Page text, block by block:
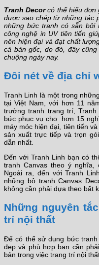
Tranh Decorcó thể hiểu đơn
được sao chép từ những tác
những bức tranh có sẵn bởi
công nghệ in UV tiên tiến
nên hiện đại và đạt chất
cả bản gốc, do đó, đây
chuộng ngày nay.
Đôi nét về địa chỉ
Tranh Linh là một trong
tại Việt Nam, với hơn 11
trường tranh trang trí,
bức phục vụ cho hơn 15
máy móc hiện đại, tiên tiến
sản xuất trực tiếp và trọn
dẫn nhất.
Đến với Tranh Linh bạn có
tranh Canvas theo ý
Ngoài ra, đến với Tranh
những bộ tranh Canvas
không cần phải dựa theo bất
Những nguyên
trí nội thất
Để có thể sử dụng bức
đẹp và phù hợp bạn cần
bản trong việc trang trí nội